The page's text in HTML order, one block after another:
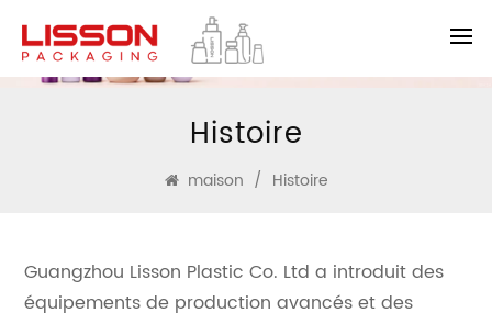
Histoire
maison / Histoire
Guangzhou Lisson Plastic Co. Ltd a introduit des
équipements de production avancés et des